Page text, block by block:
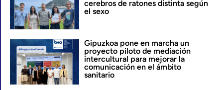
cerebros de ratones distinta según
el sexo
Gipuzkoa pone en marcha un
proyecto piloto de mediación
intercultural para mejorar la
comunicación en el ámbito
sanitario